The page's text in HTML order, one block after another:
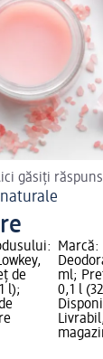
găsiți
de
l);
ml;
0,1 l